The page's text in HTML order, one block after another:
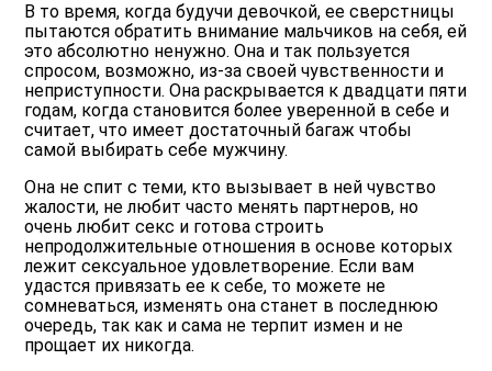
В то время, когда будучи девочкой, ее сверстницы
пытаются обратить внимание мальчиков на себя, ей
это абсолютно ненужно. Она и так пользуется
спросом, возможно, из-за своей чувственности и
неприступности. Она раскрывается к двадцати пяти
годам, когда становится более уверенной в себе и
считает, что имеет достаточный багаж чтобы
самой выбирать себе мужчину.
Она не спит с теми, кто вызывает в ней чувство
жалости, не любит часто менять партнеров, но
очень любит секс и готова строить
непродолжительные отношения в основе которых
лежит сексуальное удовлетворение. Если вам
удастся привязать ее к себе, то можете не
сомневаться, изменять она станет в последнюю
очередь, так как и сама не терпит измен и не
прощает их никогда.